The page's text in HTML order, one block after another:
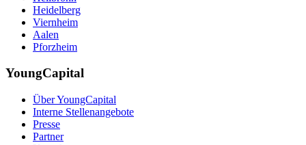
Heidelberg
Viernheim
Aalen
Pforzheim
YoungCapital
Über YoungCapital
Interne Stellenangebote
Presse
Partner